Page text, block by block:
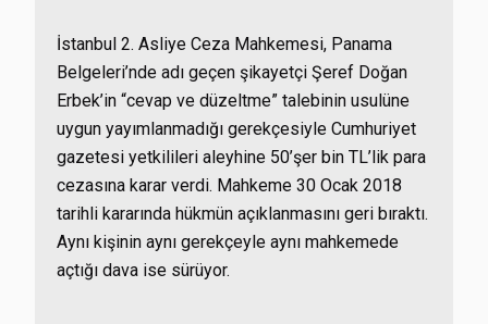
İstanbul 2. Asliye Ceza Mahkemesi, Panama
Belgeleri’nde adı geçen şikayetçi Şeref Doğan
Erbek’in “cevap ve düzeltme” talebinin usulüne
uygun yayımlanmadığı gerekçesiyle Cumhuriyet
gazetesi yetkilileri aleyhine 50’şer bin TL’lik para
cezasına karar verdi. Mahkeme 30 Ocak 2018
tarihli kararında hükmün açıklanmasını geri bıraktı.
Aynı kişinin aynı gerekçeyle aynı mahkemede
açtığı dava ise sürüyor.